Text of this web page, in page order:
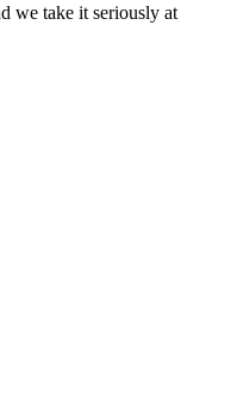
we take it seriously at